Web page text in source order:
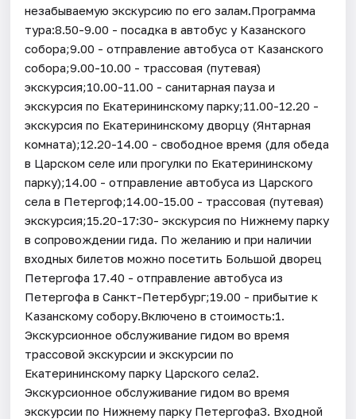
незабываемую экскурсию по его залам.Программа
тура:8.50-9.00 - посадка в автобус у Казанского
собора;9.00 - отправление автобуса от Казанского
собора;9.00-10.00 - трассовая (путевая)
экскурсия;10.00-11.00 - санитарная пауза и
экскурсия по Екатерининскому парку;11.00-12.20 -
экскурсия по Екатерининскому дворцу (Янтарная
комната);12.20-14.00 - свободное время (для обеда
в Царском селе или прогулки по Екатерининскому
парку);14.00 - отправление автобуса из Царского
села в Петергоф;14.00-15.00 - трассовая (путевая)
экскурсия;15.20-17:30- экскурсия по Нижнему парку
в сопровождении гида. По желанию и при наличии
входных билетов можно посетить Большой дворец
Петергофа 17.40 - отправление автобуса из
Петергофа в Санкт-Петербург;19.00 - прибытие к
Казанскому собору.Включено в стоимость:1.
Экскурсионное обслуживание гидом во время
трассовой экскурсии и экскурсии по
Екатерининскому парку Царского села2.
Экскурсионное обслуживание гидом во время
экскурсии по Нижнему парку Петергофа3. Входной